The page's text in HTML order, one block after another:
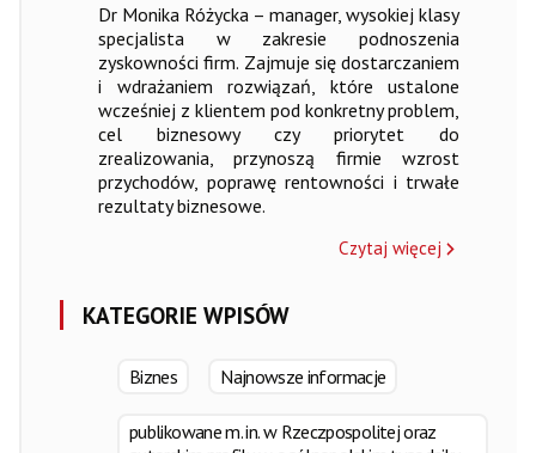
Dr Monika Różycka – manager, wysokiej klasy
specjalista w zakresie podnoszenia
zyskowności firm. Zajmuje się dostarczaniem
i wdrażaniem rozwiązań, które ustalone
wcześniej z klientem pod konkretny problem,
cel biznesowy czy priorytet do
zrealizowania, przynoszą firmie wzrost
przychodów, poprawę rentowności i trwałe
rezultaty biznesowe.
Czytaj więcej
KATEGORIE WPISÓW
Biznes Najnowsze informacje
publikowane m. in. w Rzeczpospolitej oraz